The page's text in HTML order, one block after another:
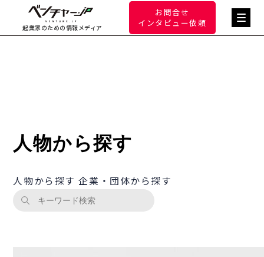
起業家のための情報メディア
お問合せ
インタビュー依頼
人物から探す
人物から探す 企業・団体から探す